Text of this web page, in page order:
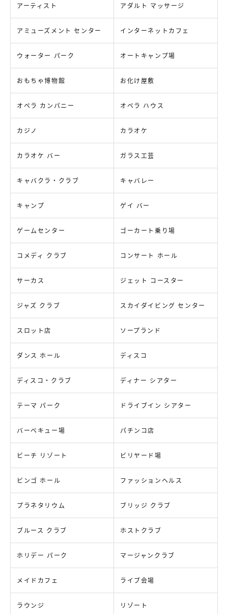
アーティスト アダルト マッサージ
アミューズメント センター インターネットカフェ
ウォーター パーク オートキャンプ場
おもちゃ博物館 お化け屋敷
オペラ カンパニー オペラ ハウス
カジノ カラオケ
カラオケ バー ガラス工芸
キャバクラ・クラブ キャバレー
キャンプ ゲイ バー
ゲームセンター ゴーカート乗り場
コメディ クラブ コンサート ホール
サーカス ジェット コースター
ジャズ クラブ スカイダイビング センター
スロット店 ソープランド
ダンス ホール ディスコ
ディスコ・クラブ ディナー シアター
テーマ パーク ドライブイン シアター
バーベキュー場 パチンコ店
ビーチ リゾート ビリヤード場
ビンゴ ホール ファッションヘルス
プラネタリウム ブリッジ クラブ
ブルース クラブ ホストクラブ
ホリデー パーク マージャンクラブ
メイドカフェ ライブ会場
ラウンジ リゾート